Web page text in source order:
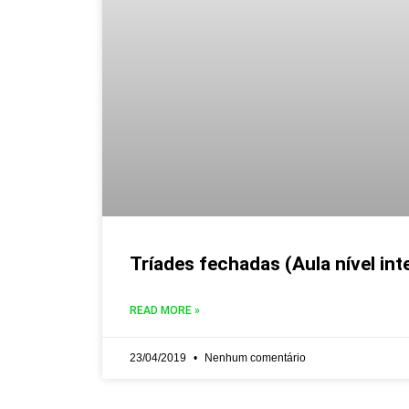
Tríades fechadas (Aula nível
READ MORE »
23/04/2019 Nenhum comentário